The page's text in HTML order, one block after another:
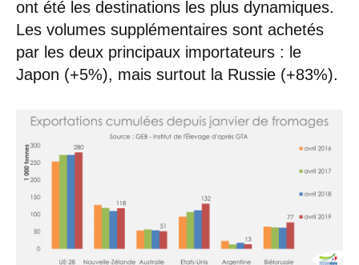
ont été les destinations les plus dynamiques.
Les volumes supplémentaires sont achetés
par les deux principaux importateurs : le
Japon (+5%), mais surtout la Russie (+83%).